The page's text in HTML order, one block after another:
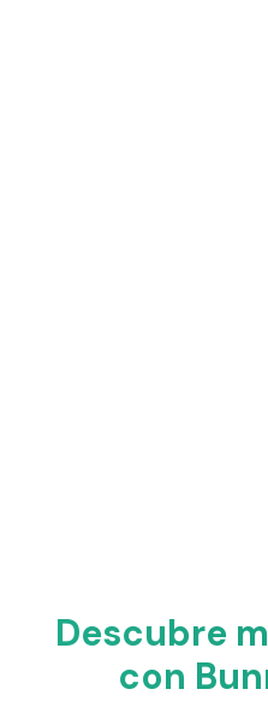
Descubre
con